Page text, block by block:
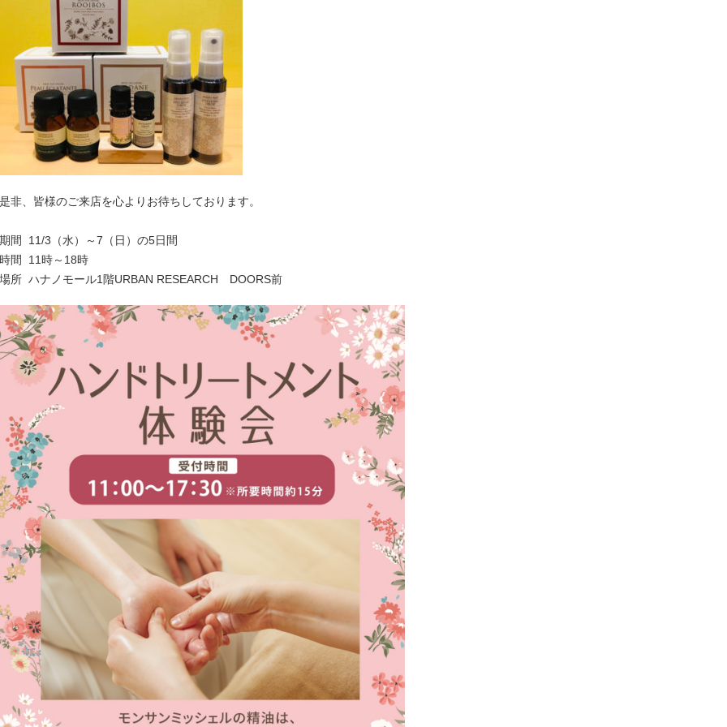
是非、皆様のご来店を心よりお待ちしております。
期間 11/3（水）～7（日）の5日間
時間 11時～18時
場所 ハナノモール1階URBAN RESEARCH DOORS前